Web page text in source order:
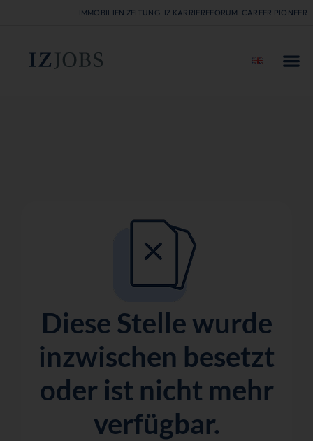
IMMOBILIEN ZEITUNG IZ KARRIEREFORUM CAREER PIONEER
Diese Stelle wurde
inzwischen besetzt
oder ist nicht mehr
verfügbar.